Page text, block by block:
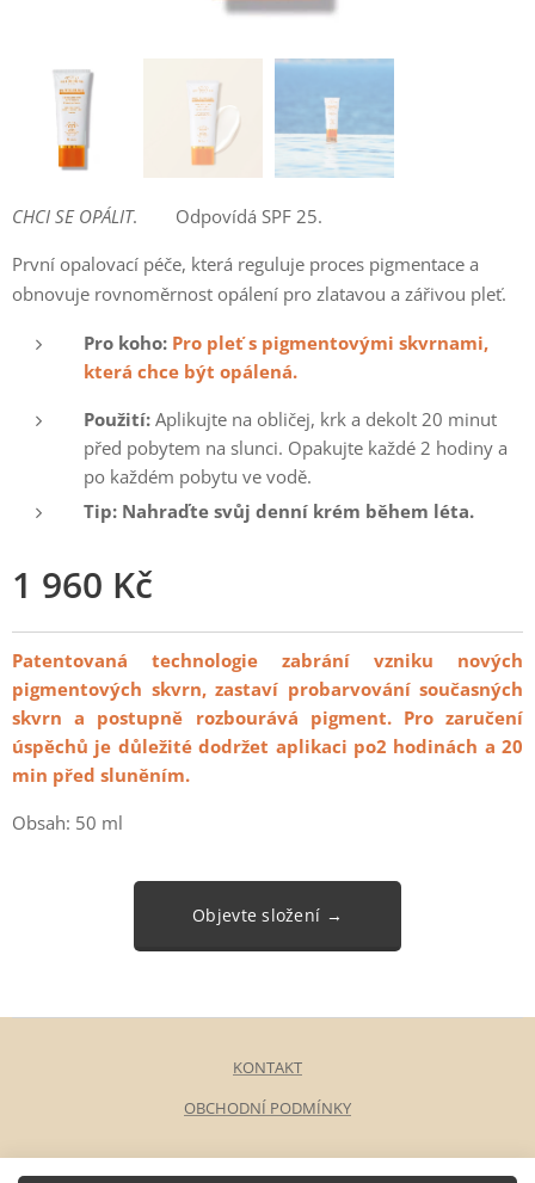
CHCI SE OPÁLIT. Odpovídá SPF 25.
První opalovací péče, která reguluje proces pigmentace a
obnovuje rovnoměrnost opálení pro zlatavou a zářivou pleť.
Pro koho: Pro pleť s pigmentovými skvrnami,
která chce být opálená.
Použití: Aplikujte na obličej, krk a dekolt 20 minut
před pobytem na slunci. Opakujte každé 2 hodiny a
po každém pobytu ve vodě.
Tip: Nahraďte svůj denní krém během léta.
1 960 Kč
Patentovaná technologie zabrání vzniku nových
pigmentových skvrn, zastaví probarvování současných
skvrn a postupně rozbourává pigment. Pro zaručení
úspěchů je důležité dodržet aplikaci po2 hodinách a 20
min před sluněním.
Obsah: 50 ml
Objevte složení →
KONTAKT
OBCHODNÍ PODMÍNKY